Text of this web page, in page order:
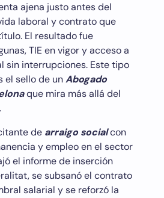
ajena justo antes del
laboral y contrato que
El resultado fue
TIE en vigor y acceso a
sin interrupciones. Este tipo
el sello de unAbogado
que mira más allá del
de arraigo socialcon
y empleo en el sector
el informe de inserción
se subsanó el contrato
salarial y se reforzó la